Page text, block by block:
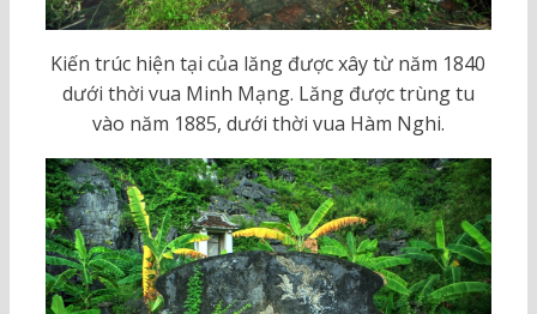
Kiến trúc hiện tại của lăng được xây từ năm 1840
dưới thời vua Minh Mạng. Lăng được trùng tu
vào năm 1885, dưới thời vua Hàm Nghi.